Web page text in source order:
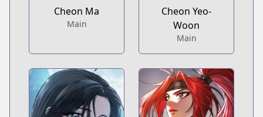
Cheon Ma
Main
Cheon Yeo-
Woon
Main